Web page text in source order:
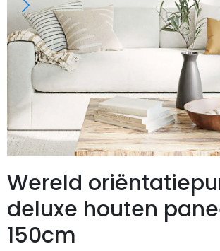
Wereld
deluxe houten
150cm